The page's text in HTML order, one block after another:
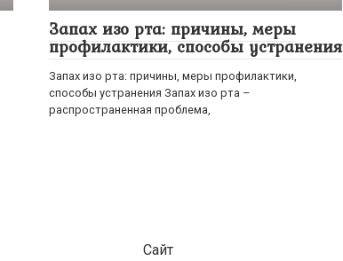
Запах изо рта: причины, меры
профилактики, способы устранения
Запах изо рта: причины, меры профилактики,
способы устранения Запах изо рта –
распространенная проблема,
Сайт